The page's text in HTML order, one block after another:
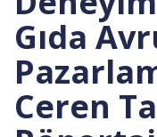
Gıda
Ceren